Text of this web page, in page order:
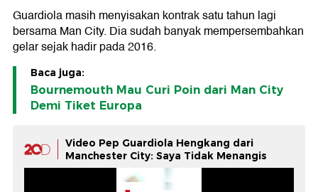
Guardiola masih menyisakan kontrak satu tahun lagi
bersama Man City. Dia sudah banyak mempersembahkan
gelar sejak hadir pada 2016.
Baca juga:
Bournemouth Mau Curi Poin dari Man City
Demi Tiket Europa
Video Pep Guardiola Hengkang dari
Manchester City: Saya Tidak Menangis